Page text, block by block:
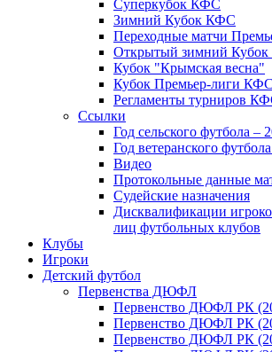
Суперкубок КФС
Зимний Кубок КФС
Переходные матчи
Открытый зимний
Кубок "Крымская весна"
Кубок Премьер-лиги КФС
Регламенты турниров
Ссылки
Год сельского футбола –
Год ветеранского
Видео
Протокольные данные
Судейские назначения
Дисквалификации
лиц футбольных клубов
Клубы
Игроки
Детский футбол
Первенства ДЮФЛ
Первенство ДЮФЛ РК
Первенство ДЮФЛ РК
Первенство ДЮФЛ РК